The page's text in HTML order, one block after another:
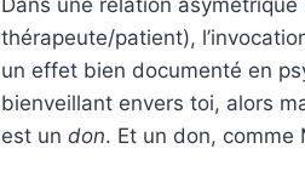
Dans une relation
thérapeute/patient),
un effet bien documenté en
bienveillant envers toi, alors
est un don. Et un don, comme